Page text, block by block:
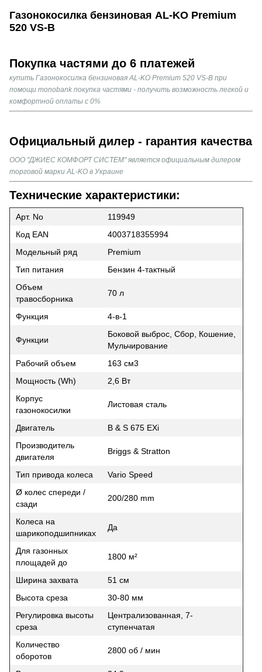
Газонокосилка бензиновая AL-KO Premium
520 VS-B
Покупка частями до 6 платежей
купить Газонокосилка бензиновая AL-KO Premium 520 VS-B при
помощи monobank покупка частями - получить возможность легкой и
комфортной оплаты с 0%
Официальный дилер - гарантия качества
ООО "ДЖИЕС КОМФОРТ СИСТЕМ" является официальным дилером
торговой марки AL-KO в Украине
Технические характеристики:
Арт. No
119949
Код EAN
4003718355994
Модельный ряд
Premium
Тип питания
Бензин 4-тактный
Объем
травосборника
70 л
Функция 4-в-1
Функции
Боковой выброс, Сбор, Кошение,
Мульчирование
Рабочий объем
163 см3
Мощность (Wh)
2,6 Вт
Корпус
газонокосилки
Листовая сталь
Двигатель
B & S 675 EXi
Производитель
двигателя
Briggs & Stratton
Тип привода колеса
Vario Speed
Ø колес спереди /
сзади
200/280 mm
Колеса на
шарикоподшипниках
Да
Для газонных
площадей до
1800 м²
Ширина захвата
51 см
Высота среза
30-80 мм
Регулировка высоты
среза
Централизованная, 7-
ступенчатая
Количество
оборотов
2800 об / мин